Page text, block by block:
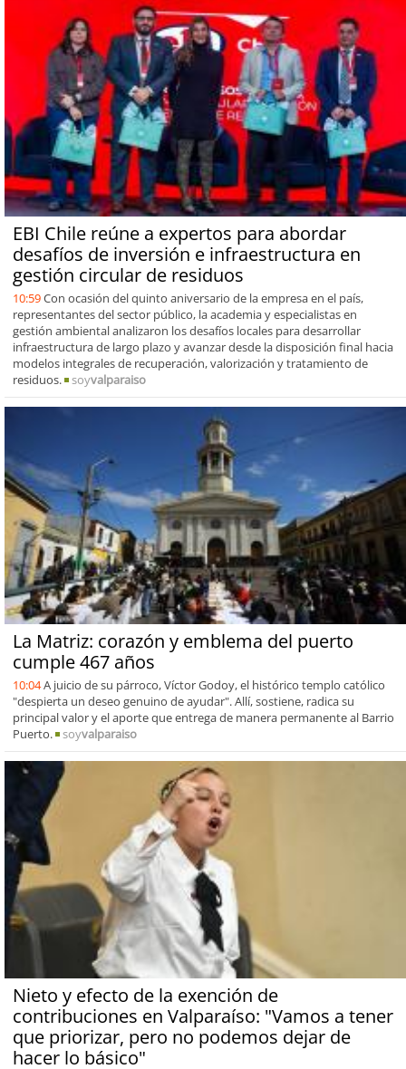
EBI Chile reúne a expertos para abordar
desafíos de inversión e infraestructura en
gestión circular de residuos
10:59Con ocasión del quinto aniversario de la empresa en el país,
representantes del sector público, la academia y especialistas en
gestión ambiental analizaron los desafíos locales para desarrollar
infraestructura de largo plazo y avanzar desde la disposición final hacia
modelos integrales de recuperación, valorización y tratamiento de
residuos.
soyvalparaiso
La Matriz: corazón y emblema del puerto
cumple 467 años
10:04A juicio de su párroco, Víctor Godoy, el histórico templo católico
"despierta un deseo genuino de ayudar". Allí, sostiene, radica su
principal valor y el aporte que entrega de manera permanente al Barrio
Puerto.
soyvalparaiso
Nieto y efecto de la exención de
contribuciones en Valparaíso: "Vamos a tener
que priorizar, pero no podemos dejar de
hacer lo básico"